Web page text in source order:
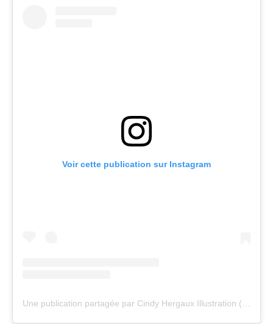
Voir cette publication sur Instagram
Une publication partagée par Cindy Hergaux Illustration (@cindyhergauxillustration)